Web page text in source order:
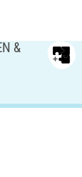
& V